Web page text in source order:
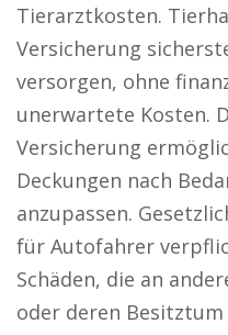
Tierarztkosten.
Versicherung
versorgen, ohne
unerwartete Kosten.
Versicherung
Deckungen nach
anzupassen.
für Autofahrer
Schäden, die an
oder deren